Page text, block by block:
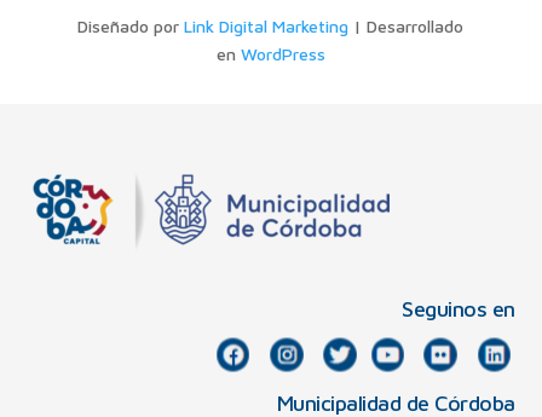
Diseñado porLink Digital Marketing | Desarrollado
en WordPress
Seguinos en
Municipalidad de Córdoba